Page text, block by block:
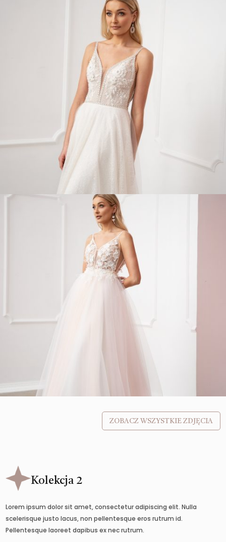
ZOBACZ WSZYSTKIE ZDJĘCIA
Kolekcja 2
Lorem ipsum dolor sit amet, consectetur adipiscing elit. Nulla
scelerisque justo lacus, non pellentesque eros rutrum id.
Pellentesque laoreet dapibus ex nec rutrum.